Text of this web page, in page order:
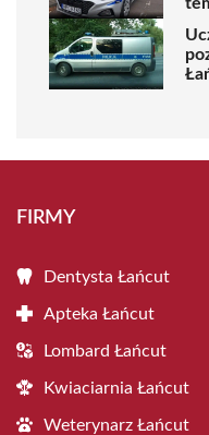
FIRMY
Dentysta Łańcut
Apteka Łańcut
Lombard Łańcut
Kwiaciarnia Łańcut
Weterynarz Łańcut